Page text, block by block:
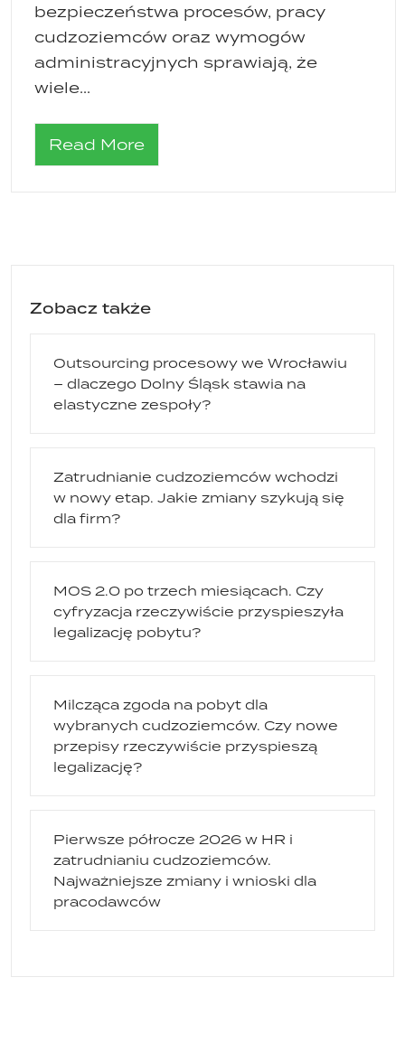
bezpieczeństwa procesów, pracy
cudzoziemców oraz wymogów
administracyjnych sprawiają, że
wiele...
Read More
Zobacz także
Outsourcing procesowy we Wrocławiu
– dlaczego Dolny Śląsk stawia na
elastyczne zespoły?
Zatrudnianie cudzoziemców wchodzi
w nowy etap. Jakie zmiany szykują się
dla firm?
MOS 2.0 po trzech miesiącach. Czy
cyfryzacja rzeczywiście przyspieszyła
legalizację pobytu?
Milcząca zgoda na pobyt dla
wybranych cudzoziemców. Czy nowe
przepisy rzeczywiście przyspieszą
legalizację?
Pierwsze półrocze 2026 w HR i
zatrudnianiu cudzoziemców.
Najważniejsze zmiany i wnioski dla
pracodawców